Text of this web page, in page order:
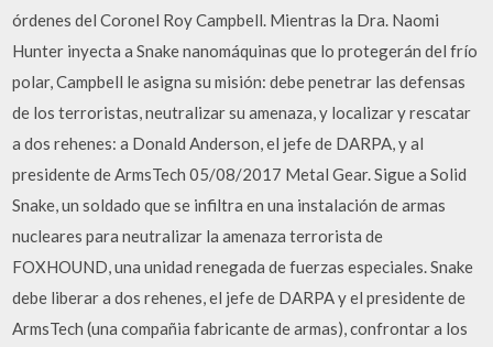
órdenes del Coronel Roy Campbell. Mientras la Dra. Naomi
Hunter inyecta a Snake nanomáquinas que lo protegerán del frío
polar, Campbell le asigna su misión: debe penetrar las defensas
de los terroristas, neutralizar su amenaza, y localizar y rescatar
a dos rehenes: a Donald Anderson, el jefe de DARPA, y al
presidente de ArmsTech 05/08/2017 Metal Gear. Sigue a Solid
Snake, un soldado que se infiltra en una instalación de armas
nucleares para neutralizar la amenaza terrorista de
FOXHOUND, una unidad renegada de fuerzas especiales. Snake
debe liberar a dos rehenes, el jefe de DARPA y el presidente de
ArmsTech (una compañia fabricante de armas), confrontar a los